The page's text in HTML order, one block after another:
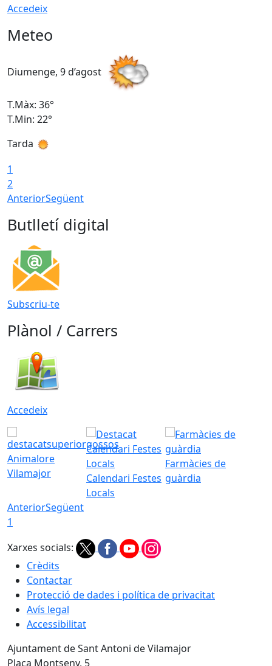
Accedeix
Meteo
Diumenge, 9 d’agost
T.Màx: 36°
T.Min: 22°
Tarda
1
2
AnteriorSegüent
Butlletí digital
Subscriu-te
Plànol / Carrers
Accedeix
Animalore
Vilamajor
Calendari Festes
Locals
Farmàcies de
guàrdia
AnteriorSegüent
1
Xarxes socials:
Crèdits
Contactar
Protecció de dades i política de privacitat
Avís legal
Accessibilitat
Ajuntament de Sant Antoni de Vilamajor
Plaça Montseny, 5